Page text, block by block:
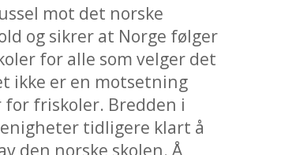
mot det norske
og sikrer at Norge følger
for alle som velger det
ikke er en motsetning
friskoler. Bredden i
tidligere klart å
den norske skolen. Å